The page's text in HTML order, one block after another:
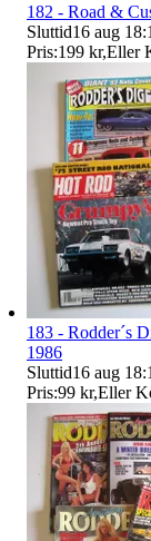
182 - Road &
Sluttid16 aug
Pris:199 kr,Eller
183 - Rodder´s
1986
Sluttid16 aug
Pris:99 kr,Eller